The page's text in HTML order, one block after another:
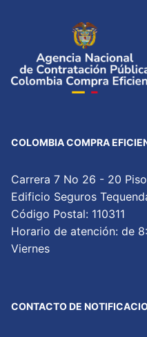
COLOMBIA COMPRA
Carrera 7 No 26 - 20
Edificio Seguros
Código Postal: 110311
Horario de atención: de
Viernes
CONTACTO DE